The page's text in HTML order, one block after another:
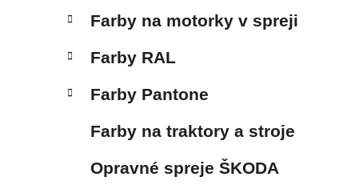
Farby na motorky v spreji
Farby RAL
Farby Pantone
Farby na traktory a stroje
Opravné spreje ŠKODA